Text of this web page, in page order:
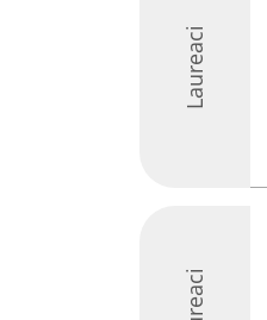
Laureaci